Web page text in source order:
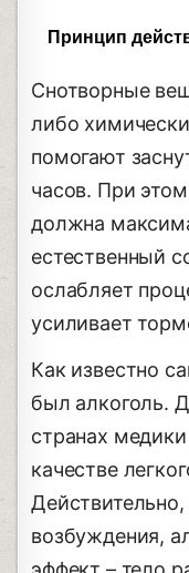
Принцип
Снотворные
либо
помогают
часов. При
должна
естественный
ослабляет
усиливает
Как известно
был алкоголь.
странах
качестве
возбуждения,